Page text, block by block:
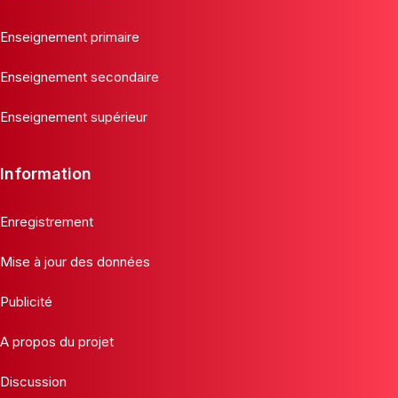
Enseignement primaire
Enseignement secondaire
Enseignement supérieur
Information
Enregistrement
Mise à jour des données
Publicité
A propos du projet
Discussion